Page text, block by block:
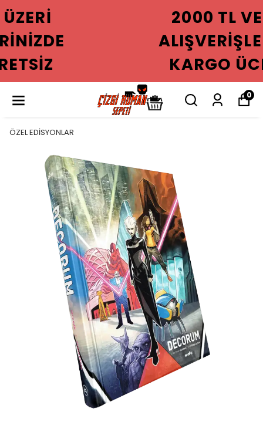
2000 TL VE ÜZERI
ALIŞVERIŞLERINIZDE
KARGO ÜCRETSIZ
0
ÖZEL EDİSYONLAR